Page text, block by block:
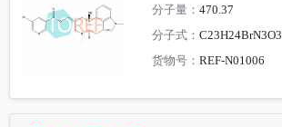
分子量：470.37
分子式：C23H24BrN3O3
货物号：REF-N01006